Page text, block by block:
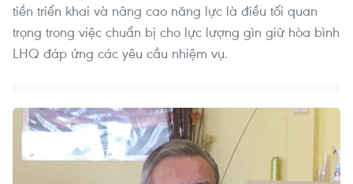
tiền triển khai và nâng cao năng lực là điều tối quan
trọng trong việc chuẩn bị cho lực lượng gìn giữ hòa bình
LHQ đáp ứng các yêu cầu nhiệm vụ.